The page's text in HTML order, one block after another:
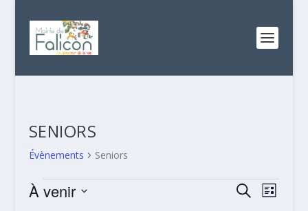
SENIORS
Évènements Seniors
ÉVÈNEMENTS RECHERCHE
LISTE
À venir